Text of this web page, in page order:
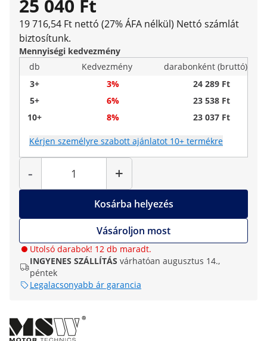
25 040 Ft
19 716,54 Ft nettó (27% ÁFA nélkül) Nettó számlát
biztosítunk.
Mennyiségi kedvezmény
db
Kedvezmény
darabonként (bruttó)
3+
3%
24 289 Ft
5+
6%
23 538 Ft
10+
8% 23 037 Ft
Kérjen személyre szabott ajánlatot 10+ termékre
-
Mennyiség
+
Kosárba helyezés
Vásároljon most
Utolsó darabok! 12 db maradt.
INGYENES SZÁLLÍTÁS várhatóan augusztus 14.,
péntek
Legalacsonyabb ár garancia